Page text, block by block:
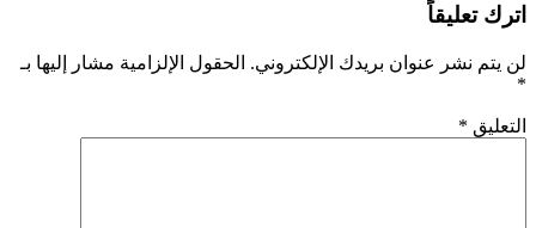
اترك تعليقاً
لن يتم نشر عنوان بريدك الإلكتروني. الحقول الإلزامية مشار إليها بـ
*
التعليق *